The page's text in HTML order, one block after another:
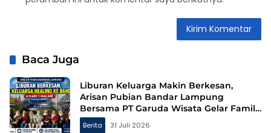
Baca Juga
Liburan Keluarga Makin Berkesan,
Arisan Pubian Bandar Lampung
Bersama PT Garuda Wisata Gelar Family
Gathering ke Bandung
Berita 31 Juli 2026